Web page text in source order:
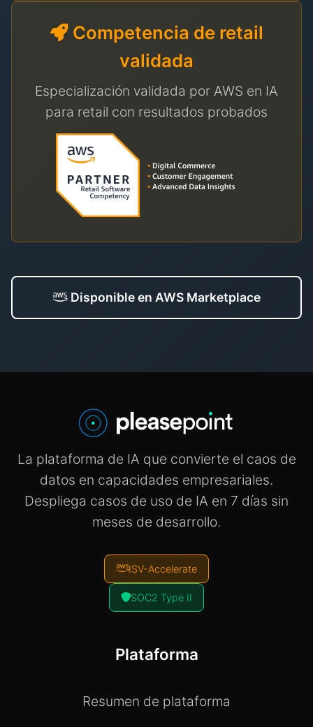
Competencia de retail
validada
Especialización validada por AWS en IA
para retail con resultados probados
Disponible en AWS Marketplace
La plataforma de IA que convierte el caos de
datos en capacidades empresariales.
Despliega casos de uso de IA en 7 días sin
meses de desarrollo.
ISV-Accelerate
SOC2 Type II
Plataforma
Resumen de plataforma